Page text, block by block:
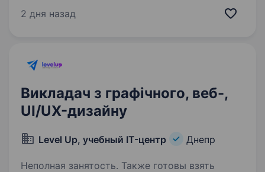
Слобожанський, Комунар. Зараз відкрита
2 дня назад
Викладач з графічного, веб-,
UI/UX-дизайну
Level Up, учебный IT-центр Днепр
Неполная занятость. Также готовы взять